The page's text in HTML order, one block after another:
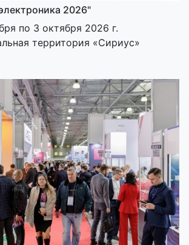
2026"
по 3 октября 2026 г.
территория «Сириус»